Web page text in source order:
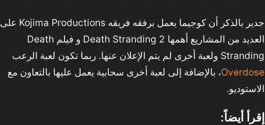
جدير بالذكر أن كوجيما يعمل برفقه فريقه Kojima Productions على
العديد من المشاريع أهمها Death Stranding 2 و فيلم Death
Stranding ولعبة أخرى لم يتم الإعلان عنها. ربما تكون لعبة الرعب
Overdose، بالإضافة إلى لعبة أخرى سحابية يعمل عليها بالتعاون مع
الاستوديو.
إقرأ أيضاً: